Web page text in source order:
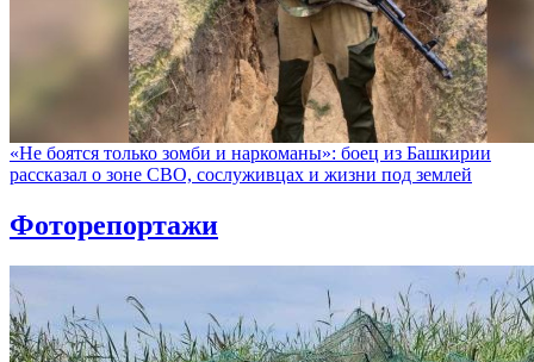
«Не боятся только зомби и наркоманы»: боец из Башкирии
рассказал о зоне СВО, сослуживцах и жизни под землей
Фоторепортажи